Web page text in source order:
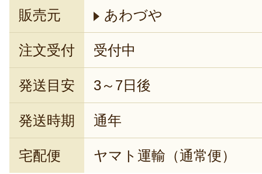
販売元 あわづや
注文受付 受付中
発送目安 3～7日後
発送時期 通年
宅配便 ヤマト運輸（通常便）